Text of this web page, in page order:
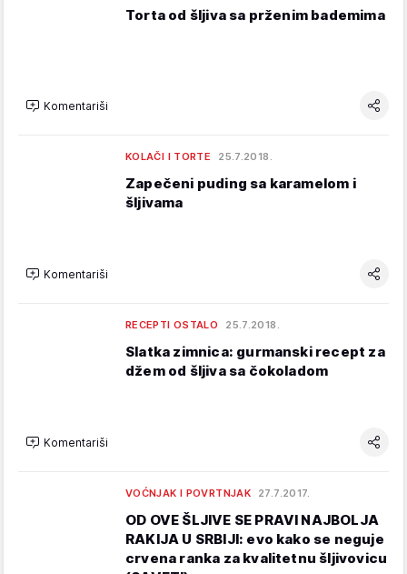
Torta od šljiva sa prženim bademima
Komentariši
KOLAČI I TORTE 25.7.2018.
Zapečeni puding sa karamelom i
šljivama
Komentariši
RECEPTI OSTALO 25.7.2018.
Slatka zimnica: gurmanski recept za
džem od šljiva sa čokoladom
Komentariši
VOĆNJAK I POVRTNJAK 27.7.2017.
OD OVE ŠLJIVE SE PRAVI NAJBOLJA
RAKIJA U SRBIJI: evo kako se neguje
crvena ranka za kvalitetnu šljivovicu